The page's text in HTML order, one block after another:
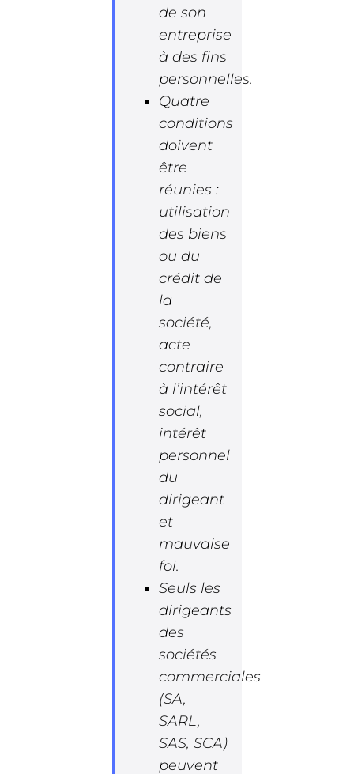
de son
entreprise
à des fins
personnelles.
Quatre
conditions
doivent
être
réunies :
utilisation
des biens
ou du
crédit de
la
société,
acte
contraire
à l’intérêt
social,
intérêt
personnel
du
dirigeant
et
mauvaise
foi.
Seuls les
dirigeants
des
sociétés
commerciales
(SA,
SARL,
SAS, SCA)
peuvent